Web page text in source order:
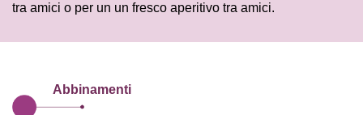
tra amici o per un un fresco aperitivo tra amici.
Abbinamenti